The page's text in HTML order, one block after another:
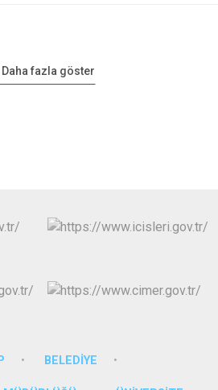
Daha fazla göster
BELEDİYE